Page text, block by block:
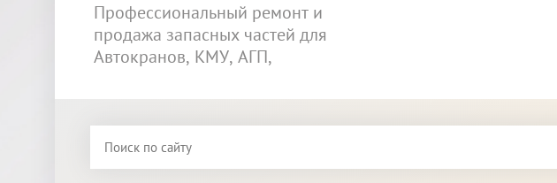
Профессиональный ремонт и
продажа запасных частей для
Автокранов, КМУ, АГП,